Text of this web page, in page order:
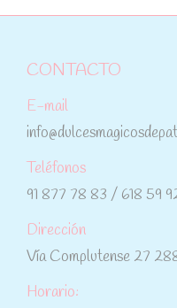
CONTACTO
E-mail
Teléfonos
91 877 78 83 / 618 59
Dirección
Vía Complutense 27
Horario: